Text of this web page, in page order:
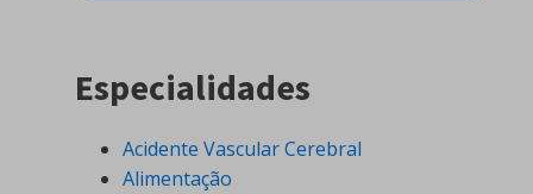
Especialidades
Acidente Vascular Cerebral
Alimentação